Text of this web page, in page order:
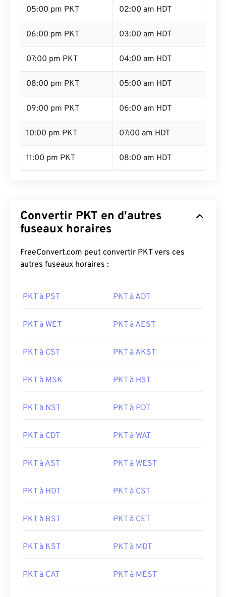
05:00 pm PKT 02:00 am HDT
06:00 pm PKT 03:00 am HDT
07:00 pm PKT 04:00 am HDT
08:00 pm PKT 05:00 am HDT
09:00 pm PKT 06:00 am HDT
10:00 pm PKT 07:00 am HDT
11:00 pm PKT 08:00 am HDT
Convertir PKT en d'autres
fuseaux horaires
FreeConvert.com peut convertir PKT vers ces
autres fuseaux horaires :
PKT à PST PKT à ADT
PKT à WET PKT à AEST
PKT à CST PKT à AKST
PKT à MSK PKT à HST
PKT à NST PKT à PDT
PKT à CDT PKT à WAT
PKT à AST PKT à WEST
PKT à HDT PKT à CST
PKT à BST PKT à CET
PKT à KST PKT à MDT
PKT à CAT PKT à MEST